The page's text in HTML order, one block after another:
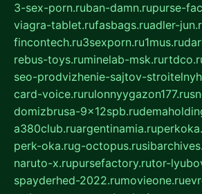
3-sex-porn.ruban-damn.rupurse-
viagra-tablet.rufasbags.ruadler-
fincontech.ru3sexporn.ru1mus.ru
rebus-toys.ruminelab-msk.ru
seo-prodvizhenie-sajtov-
card-voice.rurulonnyygazon177.ru
domizbrusa-9x12spb.ru
a380club.ruargentinamia.ru
perk-oka.rug-octopus.ru
naruto-x.rupursefactory.rutor-
spayderhed-2022.rumovieone.ru